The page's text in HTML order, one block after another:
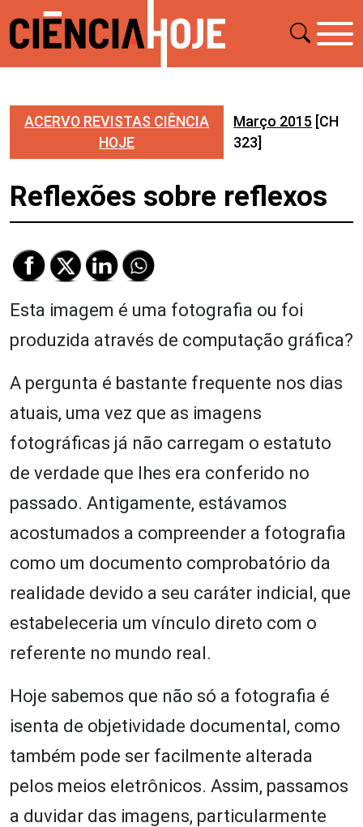
ACERVO REVISTAS CIÊNCIA
HOJE
Março 2015 [CH
323]
Reflexões sobre reflexos
Esta imagem é uma fotografia ou foi
produzida através de computação gráfica?
A pergunta é bastante frequente nos dias
atuais, uma vez que as imagens
fotográficas já não carregam o estatuto
de verdade que lhes era conferido no
passado. Antigamente, estávamos
acostumados a compreender a fotografia
como um documento comprobatório da
realidade devido a seu caráter indicial, que
estabeleceria um vínculo direto com o
referente no mundo real.
Hoje sabemos que não só a fotografia é
isenta de objetividade documental, como
também pode ser facilmente alterada
pelos meios eletrônicos. Assim, passamos
a duvidar das imagens, particularmente